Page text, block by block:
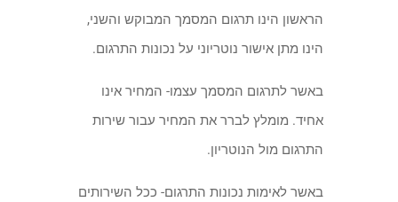
הראשון הינו תרגום המסמך המבוקש והשני,
הינו מתן אישור נוטריוני על נכונות התרגום.
באשר לתרגום המסמך עצמו- המחיר אינו
אחיד. מומלץ לברר את המחיר עבור שירות
התרגום מול הנוטריון.
באשר לאימות נכונות התרגום- ככל השירותים